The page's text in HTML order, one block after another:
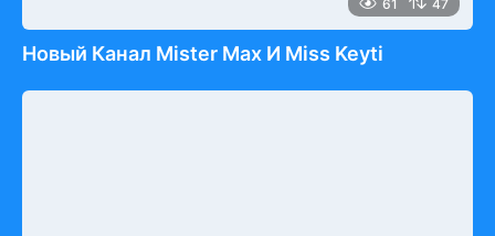
61 47
Новый Канал Mister Max И Miss Keyti